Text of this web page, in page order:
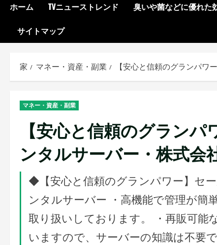
ホーム TVニューストレンド 臭いや菌などに優れた
サイトマップ
家 マネー・資産・副業 【安心と信頼のグランパ
マネー・資産・副業
【安心と信頼のグラン
ンタルサーバー・株式会
◆【安心と信頼のグランパワー】セ
ンタルサーバー ・高機能で管理が簡
取り扱いしております。 ・再販可能
いますので、サーバーの知識は不要で